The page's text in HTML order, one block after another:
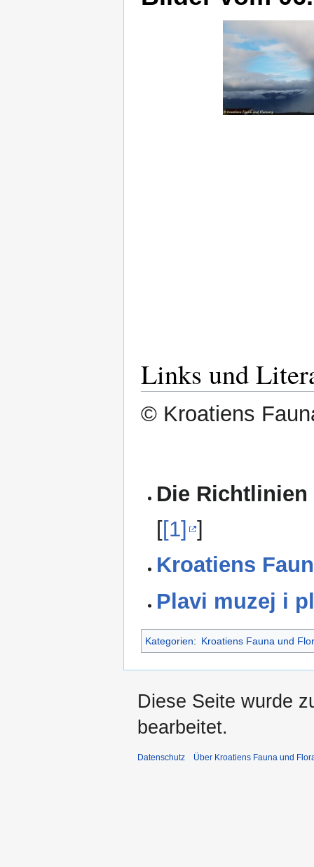
Links und
© Kroatiens
Die
[[1] ]
Kroatiens
Plavi muzej i
Kategorien: Kroatiens Fauna und
Diese Seite wurde
bearbeitet.
Datenschutz Über Kroatiens Fauna und